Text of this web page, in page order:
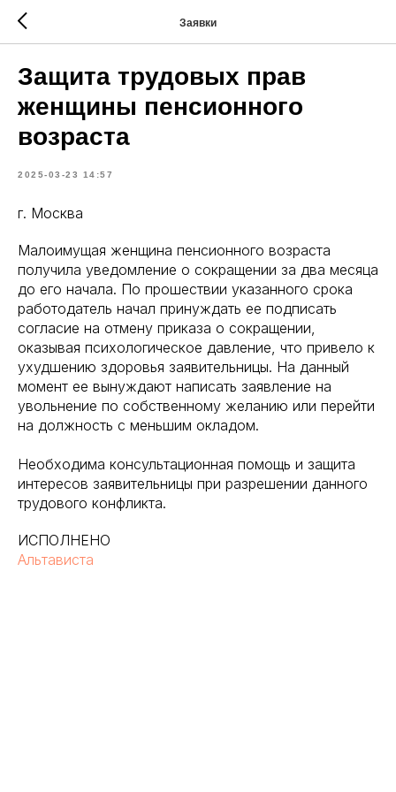
Заявки
Защита трудовых прав
женщины пенсионного
возраста
2025-03-23 14:57
г. Москва
Малоимущая женщина пенсионного возраста
получила уведомление о сокращении за два месяца
до его начала. По прошествии указанного срока
работодатель начал принуждать ее подписать
согласие на отмену приказа о сокращении,
оказывая психологическое давление, что привело к
ухудшению здоровья заявительницы. На данный
момент ее вынуждают написать заявление на
увольнение по собственному желанию или перейти
на должность с меньшим окладом.
Необходима консультационная помощь и защита
интересов заявительницы при разрешении данного
трудового конфликта.
ИСПОЛНЕНО
Альтависта